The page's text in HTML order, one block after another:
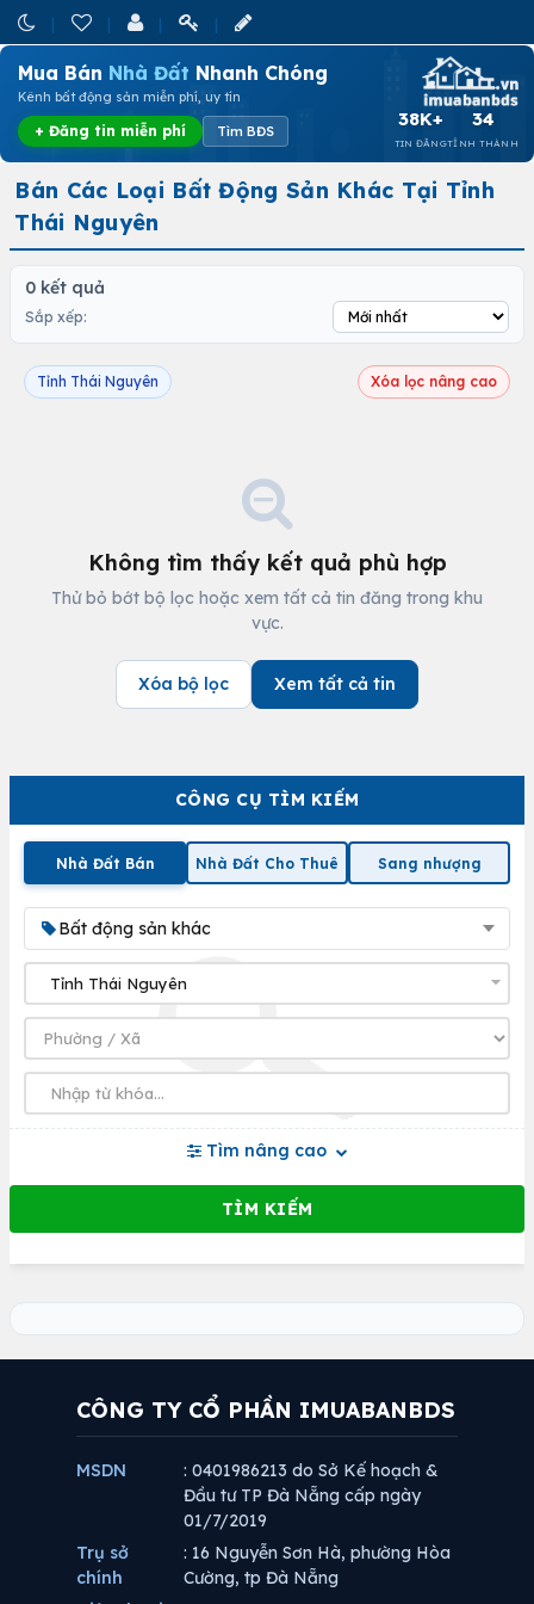
Mua Bán Nhà Đất Nhanh Chóng
Kênh bất động sản miễn phí, uy tín
+ Đăng tin miễn phí Tìm BĐS
38K+
TIN ĐĂNG
34
TỈNH THÀNH
CÔNG CỤ TÌM KIẾM
Nhà Đất Bán Nhà Đất Cho Thuê Sang nhượng
Bất động sản khác
Tìm nâng cao
Bán Các Loại Bất Động Sản Khác Tại Tỉnh
Thái Nguyên
0 kết quả
Sắp xếp:
Tỉnh Thái Nguyên Xóa lọc nâng cao
Không tìm thấy kết quả phù hợp
Thử bỏ bớt bộ lọc hoặc xem tất cả tin đăng trong khu
vực.
Xóa bộ lọc Xem tất cả tin
CÔNG TY CỔ PHẦN IMUABANBDS
MSDN
: 0401986213 do Sở Kế hoạch &
Đầu tư TP Đà Nẵng cấp ngày
01/7/2019
Trụ sở
chính
: 16 Nguyễn Sơn Hà, phường Hòa
Cường, tp Đà Nẵng